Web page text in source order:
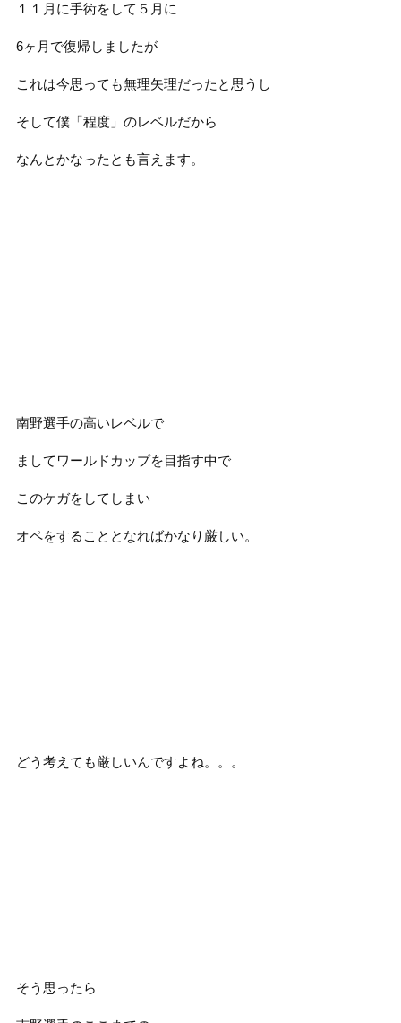
１１月に手術をして５月に
6ヶ月で復帰しましたが
これは今思っても無理矢理だったと思うし
そして僕「程度」のレベルだから
なんとかなったとも言えます。
南野選手の高いレベルで
ましてワールドカップを目指す中で
このケガをしてしまい
オペをすることとなればかなり厳しい。
どう考えても厳しいんですよね。。。
そう思ったら